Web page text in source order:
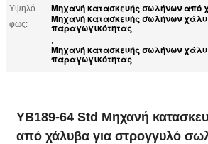
Υψηλό
φως:
Μηχανή κατασκευής σωλήνων από
Μηχανή κατασκευής σωλήνων
παραγωγικότητας
,
Μηχανή κατασκευής σωλήνων
παραγωγικότητας
YB189-64 Std Μηχανή
από χάλυβα για στρογγυλό